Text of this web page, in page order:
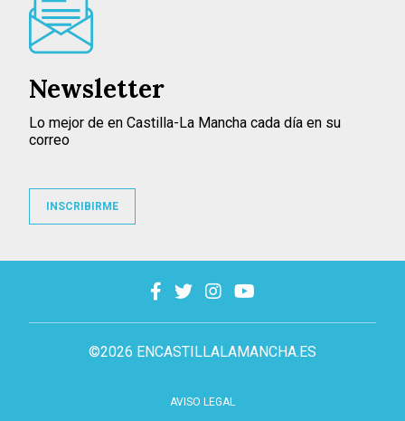
©2026 ENCASTILLALAMANCHA.ES
AVISO LEGAL
Newsletter
Lo mejor de en Castilla-La Mancha cada día en su
correo
INSCRIBIRME